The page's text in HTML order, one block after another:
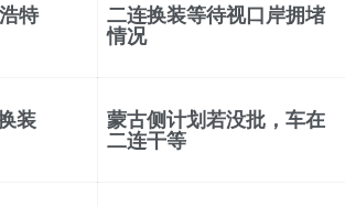
特 二连换装等待视口岸拥堵
情况
装 蒙古侧计划若没批，车在
二连干等